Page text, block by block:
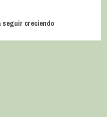
seguir creciendo